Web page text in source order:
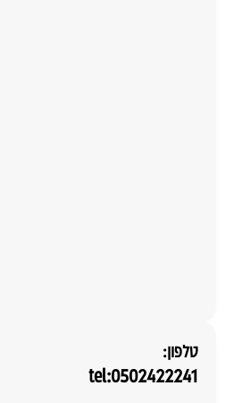
טלפון:
tel:0502422241